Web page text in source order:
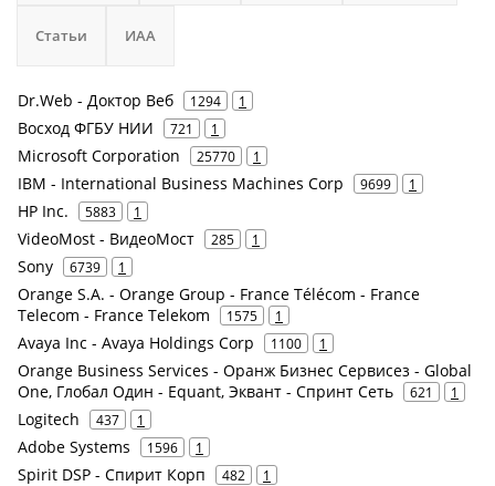
Статьи ИАА
Dr.Web - Доктор Веб 1294 1
Восход ФГБУ НИИ 721 1
Microsoft Corporation 25770 1
IBM - International Business Machines Corp 9699 1
HP Inc. 5883 1
VideoMost - ВидеоМост 285 1
Sony 6739 1
Orange S.A. - Orange Group - France Télécom - France
Telecom - France Telekom
1575 1
Avaya Inc - Avaya Holdings Corp 1100 1
Orange Business Services - Оранж Бизнес Сервисез - Global
One, Глобал Один - Equant, Эквант - Спринт Сеть
621 1
Logitech 437 1
Adobe Systems 1596 1
Spirit DSP - Спирит Корп 482 1